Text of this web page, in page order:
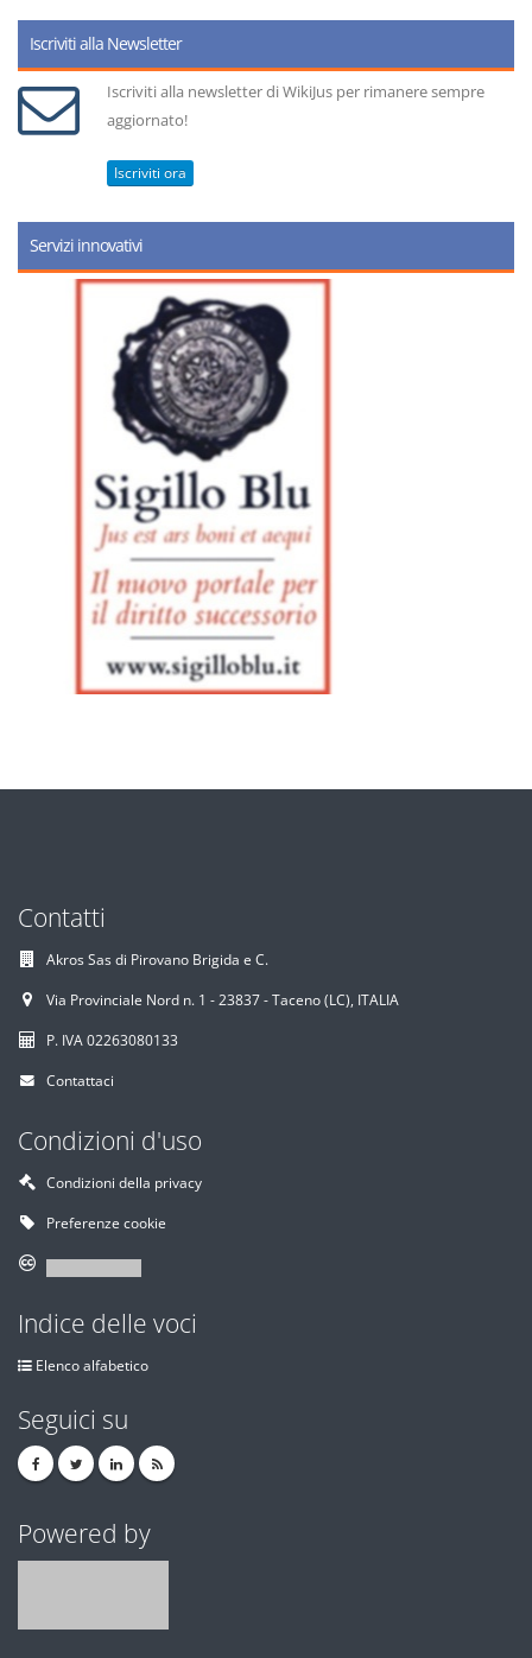
Iscriviti alla Newsletter
Iscriviti alla newsletter di WikiJus per rimanere sempre
aggiornato!
Iscriviti ora
Servizi innovativi
Contatti
Akros Sas di Pirovano Brigida e C.
Via Provinciale Nord n. 1 - 23837 - Taceno (LC), ITALIA
P. IVA 02263080133
Contattaci
Condizioni d'uso
Condizioni della privacy
Preferenze cookie
Indice delle voci
Elenco alfabetico
Seguici su
Powered by